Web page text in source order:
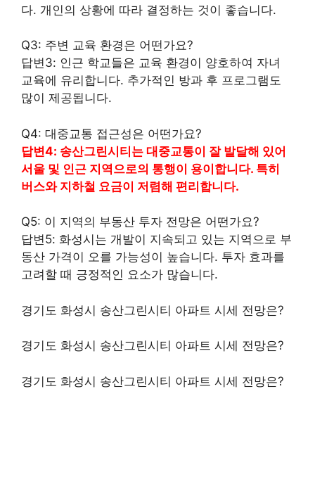
다. 개인의 상황에 따라 결정하는 것이 좋습니다.
Q3: 주변 교육 환경은 어떤가요?
답변3: 인근 학교들은 교육 환경이 양호하여 자녀
교육에 유리합니다. 추가적인 방과 후 프로그램도
많이 제공됩니다.
Q4: 대중교통 접근성은 어떤가요?
답변4: 송산그린시티는 대중교통이 잘 발달해 있어
서울 및 인근 지역으로의 통행이 용이합니다. 특히
버스와 지하철 요금이 저렴해 편리합니다.
Q5: 이 지역의 부동산 투자 전망은 어떤가요?
답변5: 화성시는 개발이 지속되고 있는 지역으로 부
동산 가격이 오를 가능성이 높습니다. 투자 효과를
고려할 때 긍정적인 요소가 많습니다.
경기도 화성시 송산그린시티 아파트 시세 전망은?
경기도 화성시 송산그린시티 아파트 시세 전망은?
경기도 화성시 송산그린시티 아파트 시세 전망은?